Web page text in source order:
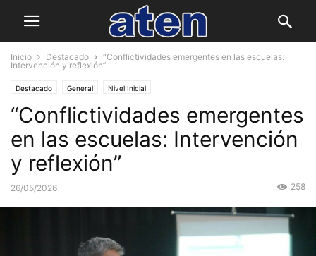
Inicio Destacado
“Conflictividades emergentes en las escuelas:
Intervención y reflexión”
Destacado General Nivel Inicial
“Conflictividades emergentes
en las escuelas: Intervención
y reflexión”
26/05/2026 258